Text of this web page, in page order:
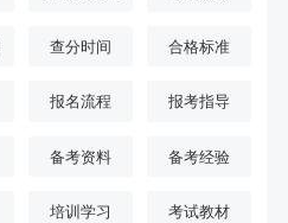
查分时间 合格标准
报名流程 报考指导
备考资料 备考经验
培训学习 考试教材